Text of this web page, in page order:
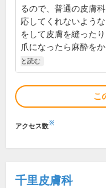
るので、普通の皮膚
応してくれないよう
をして皮膚を縫った
爪になったら麻酔をか
と読む
こ
アクセス数※
千里皮膚科